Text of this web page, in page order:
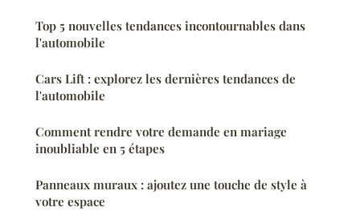
Top 5 nouvelles tendances incontournables dans
l'automobile
Cars Lift : explorez les dernières tendances de
l'automobile
Comment rendre votre demande en mariage
inoubliable en 5 étapes
Panneaux muraux : ajoutez une touche de style à
votre espace